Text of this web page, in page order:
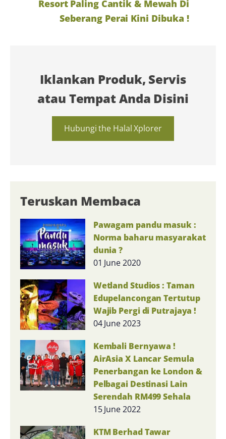
Teruskan Membaca
Pawagam pandu masuk :
Norma baharu masyarakat
dunia ?
01 June 2020
Wetland Studios : Taman
Edupelancongan Tertutup
Wajib Pergi di Putrajaya !
04 June 2023
Kembali Bernyawa !
AirAsia X Lancar Semula
Penerbangan ke London &
Pelbagai Destinasi Lain
Serendah RM499 Sehala
15 June 2022
KTM Berhad Tawar
Iklankan Produk, Servis
atau Tempat Anda Disini
Hubungi the Halal Xplorer
Resort Paling Cantik & Mewah Di
Seberang Perai Kini Dibuka !